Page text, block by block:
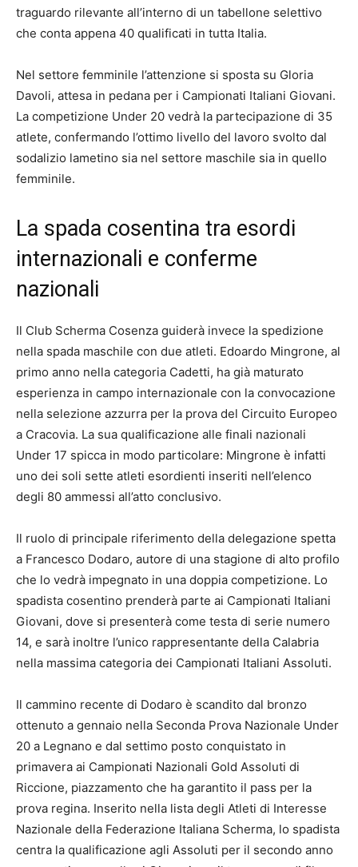
traguardo rilevante all’interno di un tabellone selettivo
che conta appena 40 qualificati in tutta Italia.
Nel settore femminile l’attenzione si sposta su Gloria
Davoli, attesa in pedana per i Campionati Italiani Giovani.
La competizione Under 20 vedrà la partecipazione di 35
atlete, confermando l’ottimo livello del lavoro svolto dal
sodalizio lametino sia nel settore maschile sia in quello
femminile.
La spada cosentina tra esordi
internazionali e conferme
nazionali
Il Club Scherma Cosenza guiderà invece la spedizione
nella spada maschile con due atleti. Edoardo Mingrone, al
primo anno nella categoria Cadetti, ha già maturato
esperienza in campo internazionale con la convocazione
nella selezione azzurra per la prova del Circuito Europeo
a Cracovia. La sua qualificazione alle finali nazionali
Under 17 spicca in modo particolare: Mingrone è infatti
uno dei soli sette atleti esordienti inseriti nell’elenco
degli 80 ammessi all’atto conclusivo.
Il ruolo di principale riferimento della delegazione spetta
a Francesco Dodaro, autore di una stagione di alto profilo
che lo vedrà impegnato in una doppia competizione. Lo
spadista cosentino prenderà parte ai Campionati Italiani
Giovani, dove si presenterà come testa di serie numero
14, e sarà inoltre l’unico rappresentante della Calabria
nella massima categoria dei Campionati Italiani Assoluti.
Il cammino recente di Dodaro è scandito dal bronzo
ottenuto a gennaio nella Seconda Prova Nazionale Under
20 a Legnano e dal settimo posto conquistato in
primavera ai Campionati Nazionali Gold Assoluti di
Riccione, piazzamento che ha garantito il pass per la
prova regina. Inserito nella lista degli Atleti di Interesse
Nazionale della Federazione Italiana Scherma, lo spadista
centra la qualificazione agli Assoluti per il secondo anno